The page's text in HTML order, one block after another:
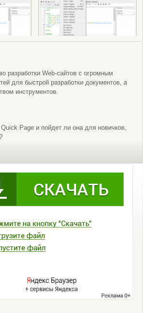
разработки Web-сайтов с огромным
для быстрой разработки документов, а
инструментов.
Page и пойдет ли она для новичков,